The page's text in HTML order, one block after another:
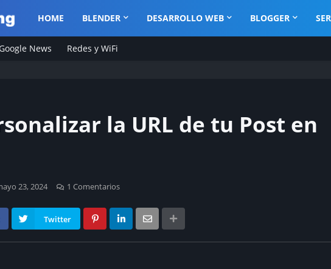
HOME BLENDER DESARROLLO WEB BLOGGER
News Redes y WiFi
la URL de tu Post en
23, 2024 1 Comentarios
Twitter